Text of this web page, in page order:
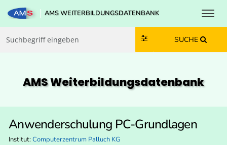
Zum Inhalt springen
Zum Navmenü springen
Zur Suche springen
Zur Footer springen
AMS WEITERBILDUNGSDATENBANK
SUCHE
AMS Weiterbildungs­datenbank
Anwenderschulung PC-Grundlagen
Institut: Computerzentrum Palluch KG